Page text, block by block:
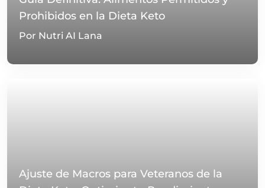
Prohibidos en la Dieta Keto
Por Nutri AI Lana
Ajuste de Macros para Veteranos de la